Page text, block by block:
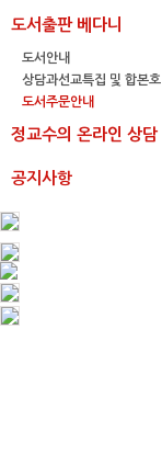
도서출판 베다니
도서안내
상담과선교특집 및 합본호
도서주문안내
정교수의 온라인 상담
공지사항